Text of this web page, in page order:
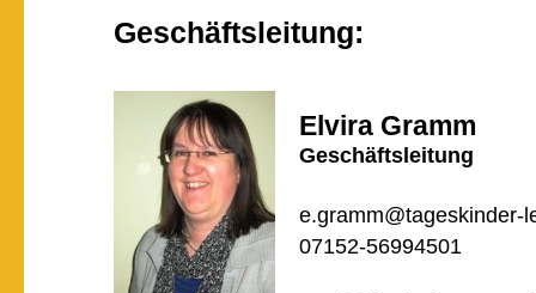
Geschäftsleitung:
Elvira Gramm
Geschäftsleitung
e.gramm@tageskinder-
07152-56994501